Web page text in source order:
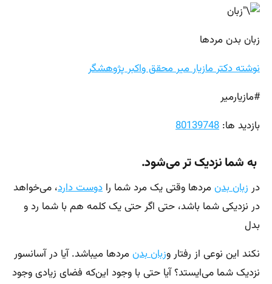
زبان بدن مردها
نوشته دکتر مازیار میر محقق واکبر پژوهشگر
#مازیارمیر
بازدید ها: 80139748
به شما نزدیک‌ تر می‌شود.
در زبان بدنمردها وقتی یک مرد شما را دوست دارد، می‌خواهد
در نزدیکی شما باشد، حتی اگر حتی یک کلمه هم با شما رد و
بدل
نکند این نوعی از رفتار وزبان بدنمردها میباشد. آیا در آسانسور
نزدیک شما می‌ایستد؟ آیا حتی با وجود این‌که فضای زیادی وجود